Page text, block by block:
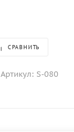
СРАВНИТЬ
Артикул: S-080